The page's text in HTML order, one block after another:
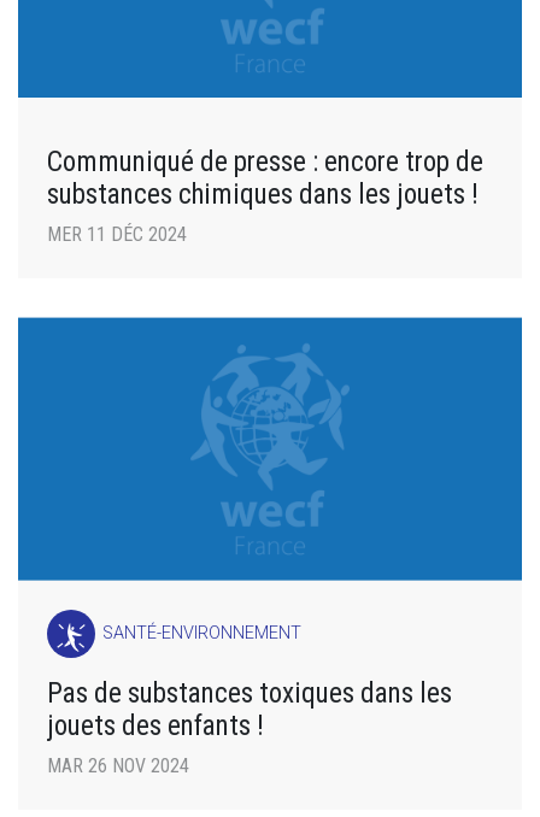
Communiqué de presse : encore trop de
substances chimiques dans les jouets !
MER 11 DÉC 2024
SANTÉ-ENVIRONNEMENT
Pas de substances toxiques dans les
jouets des enfants !
MAR 26 NOV 2024